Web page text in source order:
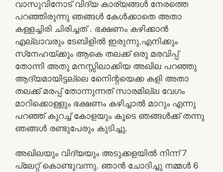
വാസുവിനോട് വിദ്യ കാര്യങ്ങള്‍ നേരത്തെ
പറഞ്ഞിരുന്നു ഞങ്ങള്‍ കേള്‍ക്കാതെ അതാ
കള്ളച്ചിരി ചിരിച്ചത് . ഭക്ഷണം കഴിക്കാന്‍
എല്ലാവരും ടേബിളില്‍ ഇരുന്നു.എനിക്കും
സ്‌നേഹയ്ക്കും ആകെ തലക്ക് ഒരു മരവിപ്പ്
തോന്നി അതു മനസ്സിലാക്കിയ അഖില പറഞ്ഞു
ആദ്യമായിട്ടല്ലെ നിേെന്റയെക്ക കളി അതാ
തലക്ക് മരപ്പ് തോന്നുന്നത് സാരമില്ല വേഗം
മാറിക്കൊള്ളും ഭക്ഷണം കഴിച്ചാല്‍ മാറും എന്നു
പറഞ്ഞ് കുറച്ച് കോളയും കൂടെ ഞങ്ങള്‍ക്ക് തന്നു
ഞങ്ങള്‍ രണ്ടുപേരും കുടിച്ചു.
അഖിലയും വിദ്യയും അടുക്കളയില്‍ നിന്ന് 7
പ്ലേറ്റ് കൊണ്ടുവന്നു. ഞാന്‍ ചോദിച്ചു നമ്മള്‍ 6